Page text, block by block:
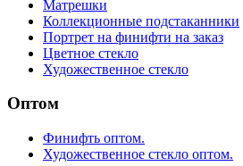
Матрешки
Коллекционные подстаканники
Портрет на финифти на заказ
Цветное стекло
Художественное стекло
Оптом
Финифть оптом.
Художественное стекло оптом.